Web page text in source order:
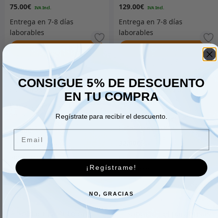
75.00€ 129.00€
Pistón de Freno + Kit de
46.00€
Añadir al carrito
Juego de sujeción del
parabrisas Acero
Añadir al carrito
CONSIGUE 5% DE DESCUENTO
EN TU COMPRA
Regístrate para recibir el descuento.
Email
¡Regístrame!
NO, GRACIAS